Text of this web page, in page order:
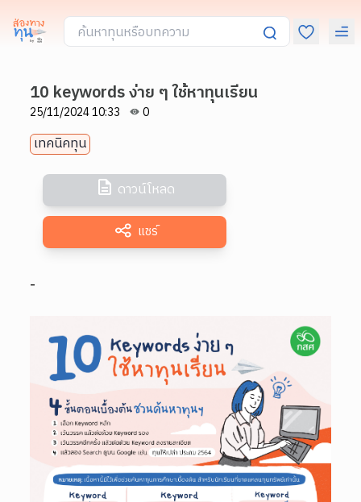
10 keywords ง่าย ๆ ใช้หาทุนเรียน
25/11/2024 10:33 0
เทคนิคทุน
ดาวน์โหลด
แชร์
-